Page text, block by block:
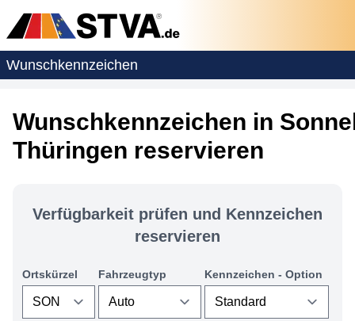
Wunschkennzeichen
Wunschkennzeichen in
Thüringen reservieren
Verfügbarkeit prüfen und Kennzeichen
reservieren
Ortskürzel Fahrzeugtyp Kennzeichen - Option